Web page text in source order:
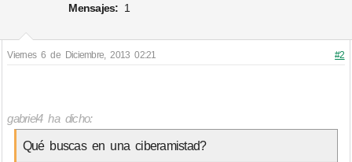
Mensajes: 1
Viernes 6 de Diciembre, 2013 02:21 #2
gabriel4 ha dicho:
Qué buscas en una ciberamistad?